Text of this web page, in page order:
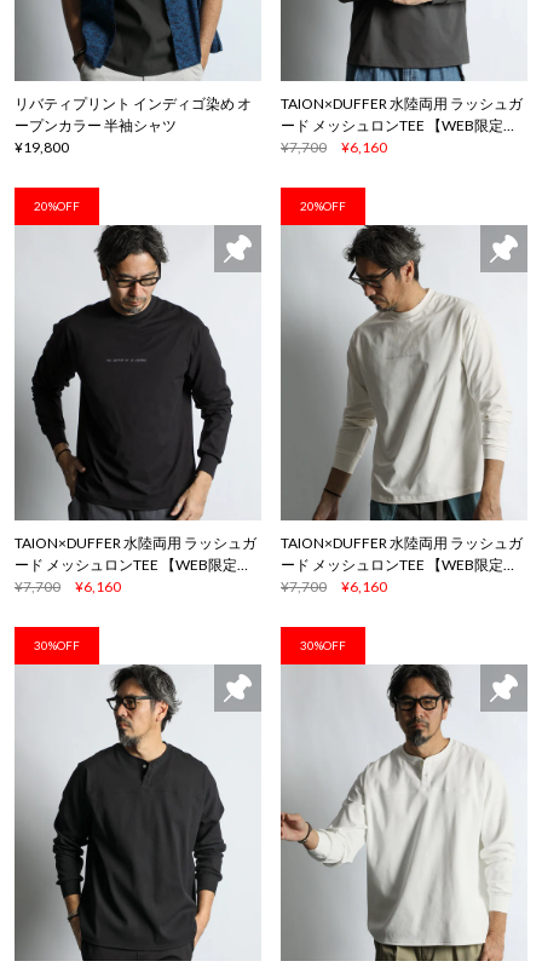
リバティプリント インディゴ染め オ
ープンカラー 半袖シャツ
¥19,800
TAION×DUFFER 水陸両用 ラッシュガ
ード メッシュロンTEE 【WEB限定ア
イテム】
¥7,700 ¥6,160
20%OFF
TAION×DUFFER 水陸両用 ラッシュガ
ード メッシュロンTEE 【WEB限定ア
イテム】
¥7,700 ¥6,160
20%OFF
TAION×DUFFER 水陸両用 ラッシュガ
ード メッシュロンTEE 【WEB限定ア
イテム】
¥7,700 ¥6,160
30%OFF 30%OFF